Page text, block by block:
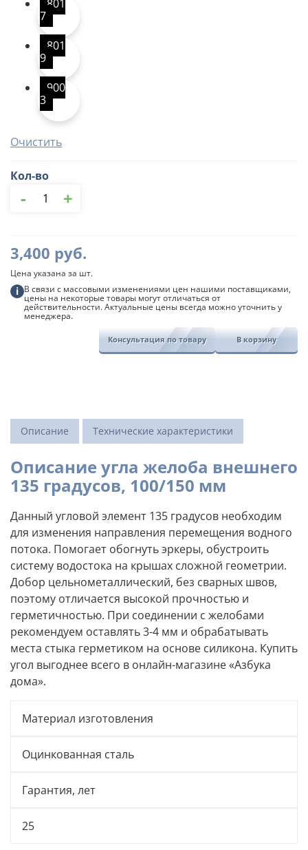
801
7
801
9
900
3
Очистить
Кол-во
товара
135
градусов,
100/150
мм
Grandline
- +
3,400 руб.
Цена указана за шт.
i В связи с массовыми изменениями цен нашими поставщиками,
цены на некоторые товары могут отличаться от
действительности. Актуальные цены всегда можно уточнить у
менеджера.
Консультация по товару В корзину
Описание Технические характеристики
Описание угла желоба внешнего
135 градусов, 100/150 мм
Данный угловой элемент 135 градусов необходим
для изменения направления перемещения водного
потока. Помогает обогнуть эркеры, обустроить
систему водостока на крышах сложной геометрии.
Добор цельнометаллический, без сварных швов,
поэтому отличается высокой прочностью и
герметичностью. При соединении с желобами
рекомендуем оставлять 3-4 мм и обрабатывать
места стыка герметиком на основе силикона. Купить
угол выгоднее всего в онлайн-магазине «Азбука
дома».
Материал изготовления
Оцинкованная сталь
Гарантия, лет
25